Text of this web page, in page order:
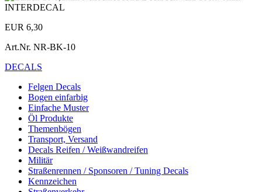
EUR 6,30
Art.Nr. NR-BK-10
DECALS
Felgen Decals
Bogen einfarbig
Einfache Muster
Öl Produkte
Themenbögen
Transport, Versand
Decals Reifen / Weißwandreifen
Militär
Straßenrennen / Sponsoren / Tuning Decals
Kennzeichen